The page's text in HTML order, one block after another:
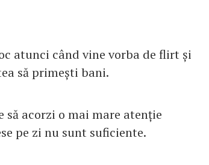
atunci când vine vorba de flirt și
să primești bani.
să acorzi o mai mare atenție
pe zi nu sunt suficiente.